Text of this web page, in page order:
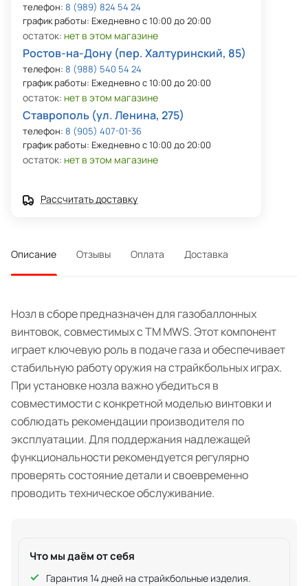
телефон: 8 (989) 824 54 24
график работы: Ежедневно с 10:00 до 20:00
остаток: нет в этом магазине
Ростов-на-Дону (пер. Халтуринский, 85)
телефон: 8 (988) 540 54 24
график работы: Ежедневно с 10:00 до 20:00
остаток: нет в этом магазине
Ставрополь (ул. Ленина, 275)
телефон: 8 (905) 407-01-36
график работы: Ежедневно с 10:00 до 20:00
остаток: нет в этом магазине
Рассчитать доставку
Описание Отзывы Оплата Доставка
Нозл в сборе предназначен для газобаллонных
винтовок, совместимых с TM MWS. Этот компонент
играет ключевую роль в подаче газа и обеспечивает
стабильную работу оружия на страйкбольных играх.
При установке нозла важно убедиться в
совместимости с конкретной моделью винтовки и
соблюдать рекомендации производителя по
эксплуатации. Для поддержания надлежащей
функциональности рекомендуется регулярно
проверять состояние детали и своевременно
проводить техническое обслуживание.
Что мы даём от себя
Гарантия 14 дней на страйкбольные изделия.